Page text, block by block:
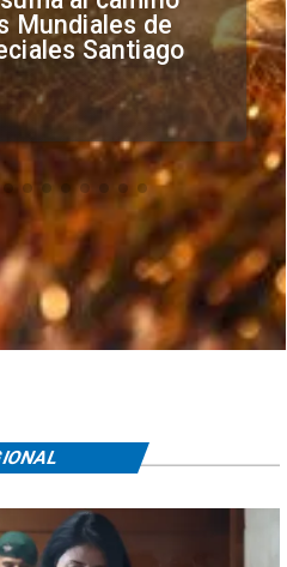
Mundiales de
Santiago